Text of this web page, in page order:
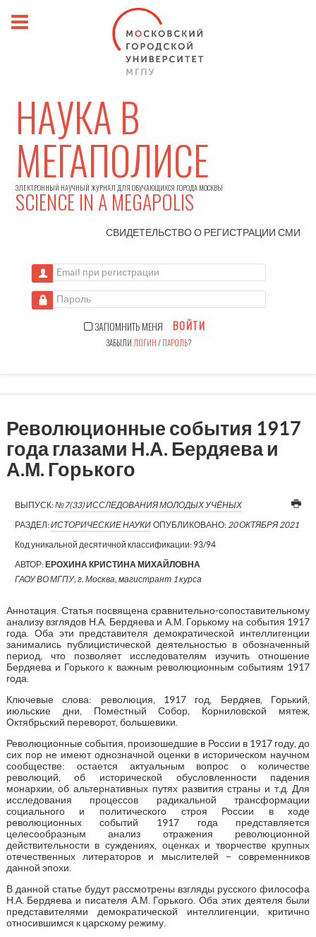
НАУКА В
МЕГАПОЛИСЕ
ЭЛЕКТРОННЫЙ НАУЧНЫЙ ЖУРНАЛ ДЛЯ ОБУЧАЮЩИХСЯ ГОРОДА МОСКВЫ
SCIENCE IN A MEGAPOLIS
СВИДЕТЕЛЬСТВО О РЕГИСТРАЦИИСМИ
Email при регистрации
Пароль
ЗАПОМНИТЬ МЕНЯ ВОЙТИ
ЗАБЫЛИ ЛОГИН/ПАРОЛЬ?
Революционные события 1917
года глазами Н.А. Бердяева и
А.М. Горького
ВЫПУСК:№7(33) ИССЛЕДОВАНИЯ МОЛОДЫХ УЧЁНЫХ
РАЗДЕЛ:ИСТОРИЧЕСКИЕ НАУКИ ОПУБЛИКОВАНО: 20 ОКТЯБРЯ 2021
Код уникальной десятичной классификации: 93/94
АВТОР:ЕРОХИНА КРИСТИНА МИХАЙЛОВНА
ГАОУ ВО МГПУ, г. Москва, магистрант 1 курса
Аннотация. Статья посвящена сравнительно-сопоставительному
анализу взглядов Н.А. Бердяева и А.М. Горькому на события 1917
года. Оба эти представителя демократической интеллигенции
занимались публицистической деятельностью в обозначенный
период, что позволяет исследователям изучить отношение
Бердяева и Горького к важным революционным событиям 1917
года.
Ключевые слова: революция, 1917 год, Бердяев, Горький,
июльские дни, Поместный Собор, Корниловской мятеж,
Октябрьский переворот, большевики.
Революционные события, произошедшие в России в 1917 году, до
сих пор не имеют однозначной оценки в историческом научном
сообществе: остается актуальным вопрос о количестве
революций, об исторической обусловленности падения
монархии, об альтернативных путях развития страны и т.д. Для
исследования процессов радикальной трансформации
социального и политического строя России в ходе
революционных событий 1917 года представляется
целесообразным анализ отражения революционной
действительности в суждениях, оценках и творчестве крупных
отечественных литераторов и мыслителей – современников
данной эпохи.
В данной статье будут рассмотрены взгляды русского философа
Н.А. Бердяева и писателя А.М. Горького. Оба этих деятеля были
представителями демократической интеллигенции, критично
относившимся к царскому режиму.